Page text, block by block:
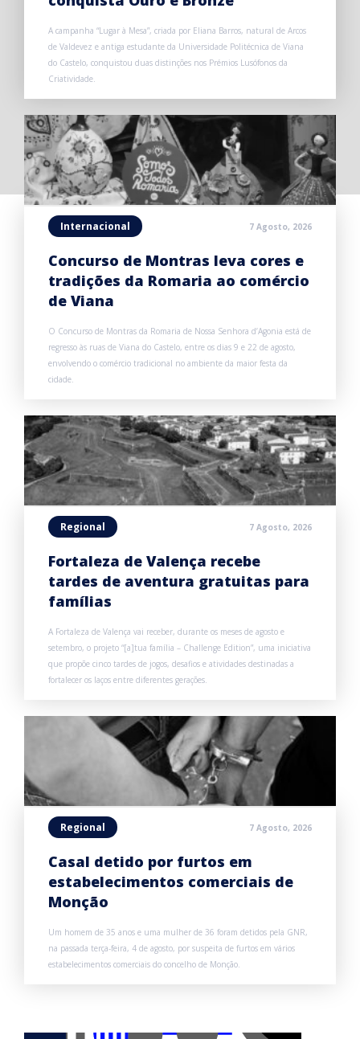
A campanha “Lugar à Mesa”, criada por Eliana Barros, natural de Arcos
de Valdevez e antiga estudante da Universidade Politécnica de Viana
do Castelo, conquistou duas distinções nos Prémios Lusófonos da
Criatividade.
Internacional 7 Agosto, 2026
Concurso de Montras leva cores e
tradições da Romaria ao comércio
de Viana
O Concurso de Montras da Romaria de Nossa Senhora d’Agonia está de
regresso às ruas de Viana do Castelo, entre os dias 9 e 22 de agosto,
envolvendo o comércio tradicional no ambiente da maior festa da
cidade.
Regional 7 Agosto, 2026
Fortaleza de Valença recebe
tardes de aventura gratuitas para
famílias
A Fortaleza de Valença vai receber, durante os meses de agosto e
setembro, o projeto “[a]tua família – Challenge Edition”, uma iniciativa
que propõe cinco tardes de jogos, desafios e atividades destinadas a
fortalecer os laços entre diferentes gerações.
Regional 7 Agosto, 2026
Casal detido por furtos em
estabelecimentos comerciais de
Monção
Um homem de 35 anos e uma mulher de 36 foram detidos pela GNR,
na passada terça-feira, 4 de agosto, por suspeita de furtos em vários
estabelecimentos comerciais do concelho de Monção.